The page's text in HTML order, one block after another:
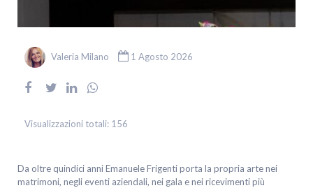
Valeria Milano 1 Agosto 2026
Visualizzazioni totali: 156
Da oltre quindici anni Emanuele Frigenti porta la propria arte nei
matrimoni, negli eventi aziendali, nei gala e nei ricevimenti più